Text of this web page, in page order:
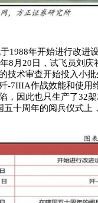
1988年开始进行改进
8月20日，试飞员刘
技术审查开始投入小
-7IIIA作战效能和使用
，因此也只生产了32
五十周年的阅兵仪式